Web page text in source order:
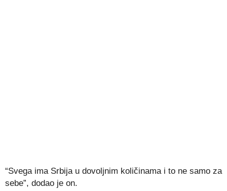
“Svega ima Srbija u dovoljnim količinama i to ne samo za
sebe”, dodao je on.